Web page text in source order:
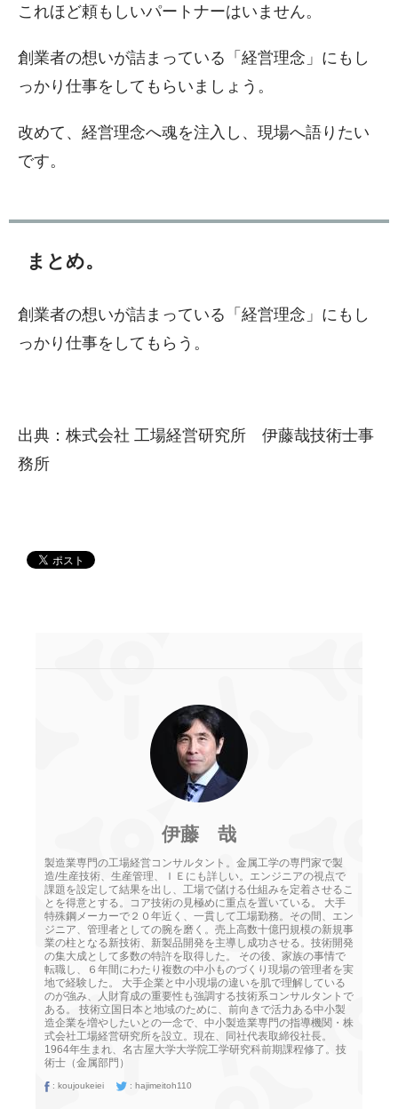
これほど頼もしいパートナーはいません。
創業者の想いが詰まっている「経営理念」にもし
っかり仕事をしてもらいましょう。
改めて、経営理念へ魂を注入し、現場へ語りたい
です。
まとめ。
創業者の想いが詰まっている「経営理念」にもし
っかり仕事をしてもらう。
出典：株式会社 工場経営研究所 伊藤哉技術士事
務所
伊藤 哉
製造業専門の工場経営コンサルタント。金属工学の専門家で製
造/生産技術、生産管理、ＩＥにも詳しい。エンジニアの視点で
課題を設定して結果を出し、工場で儲ける仕組みを定着させるこ
とを得意とする。コア技術の見極めに重点を置いている。 大手
特殊鋼メーカーで２０年近く、一貫して工場勤務。その間、エン
ジニア、管理者としての腕を磨く。売上高数十億円規模の新規事
業の柱となる新技術、新製品開発を主導し成功させる。技術開発
の集大成として多数の特許を取得した。 その後、家族の事情で
転職し、６年間にわたり複数の中小ものづくり現場の管理者を実
地で経験した。 大手企業と中小現場の違いを肌で理解している
のが強み、人財育成の重要性も強調する技術系コンサルタントで
ある。 技術立国日本と地域のために、前向きで活力ある中小製
造企業を増やしたいとの一念で、中小製造業専門の指導機関・株
式会社工場経営研究所を設立。現在、同社代表取締役社長。
1964年生まれ、名古屋大学大学院工学研究科前期課程修了。技
術士（金属部門）
: koujoukeiei : hajimeitoh110